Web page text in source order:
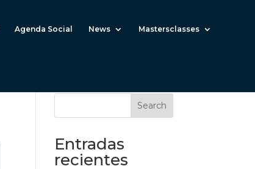
Agenda Social News Mastersclasses
Search
Entradas
recientes